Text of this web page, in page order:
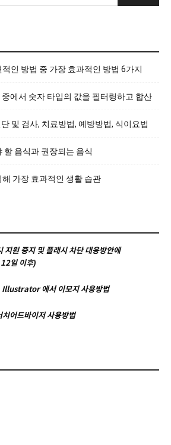
인 방법 중 가장 효과적인 방법 6가지
에서 숫자 타입의 값을 필터링하고 합산
및 검사, 치료방법, 예방방법, 식이요법
할 음식과 권장되는 음식
가장 효과적인 생활 습관
지원 중지 및 플래시 차단 대응방안에
일 이후)
에서 이모지 사용방법
치어드바이저 사용방법